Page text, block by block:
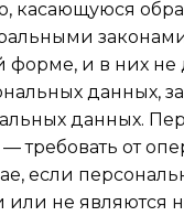
форме, и в них
данных,
данных.
требовать от
если
не являются